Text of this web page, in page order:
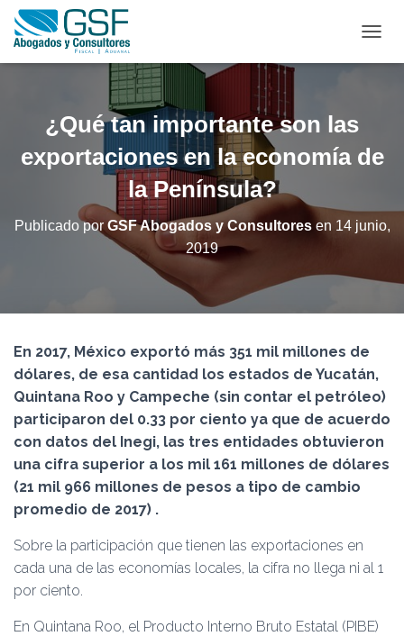
A
M
D
A
C
Ó
N
¿Qué tan importante son las
exportaciones en la economía de
la Península?
Publicado por GSF Abogados y Consultoresen 14 junio,
2019
En 2017, México exportó más 351 mil millones de
dólares, de esa cantidad los estados de Yucatán,
Quintana Roo y Campeche (sin contar el petróleo)
participaron del 0.33 por ciento ya que de acuerdo
con datos del Inegi, las tres entidades obtuvieron
una cifra superior a los mil 161 millones de dólares
(21 mil 966 millones de pesos a tipo de cambio
promedio de 2017) .
Sobre la participación que tienen las exportaciones en
cada una de las economías locales, la cifra no llega ni al 1
por ciento.
En Quintana Roo, el Producto Interno Bruto Estatal (PIBE)